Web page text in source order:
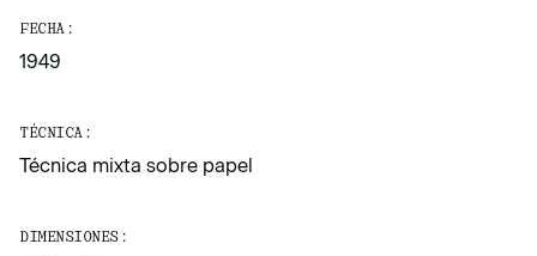
FECHA:
1949
TÉCNICA:
Técnica mixta sobre papel
DIMENSIONES: